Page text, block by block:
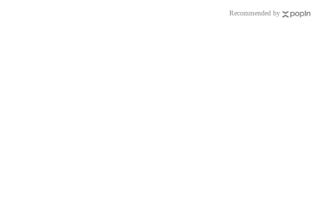
Recommended by